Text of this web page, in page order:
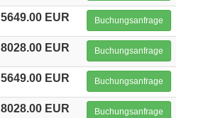
5649.00 EUR Buchungsanfrage
8028.00 EUR Buchungsanfrage
5649.00 EUR Buchungsanfrage
8028.00 EUR Buchungsanfrage